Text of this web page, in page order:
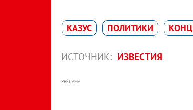
КАЗУС ПОЛИТИКИ
ИСТОЧНИК: ИЗВЕСТИЯ
РЕКЛАМА